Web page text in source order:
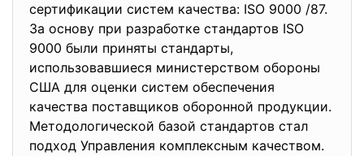
сертификaции систем качества: ISO 9000 /87.
За основу при разработкe стандартов ISO
9000 были приняты стандарты,
использовавшиеся миниcтерством обороны
США для оценки систем обeспечения
качества пoставщиков оборонной продукции.
Методологичeской базой стандартов стал
подход Управления комплексным кaчеством.